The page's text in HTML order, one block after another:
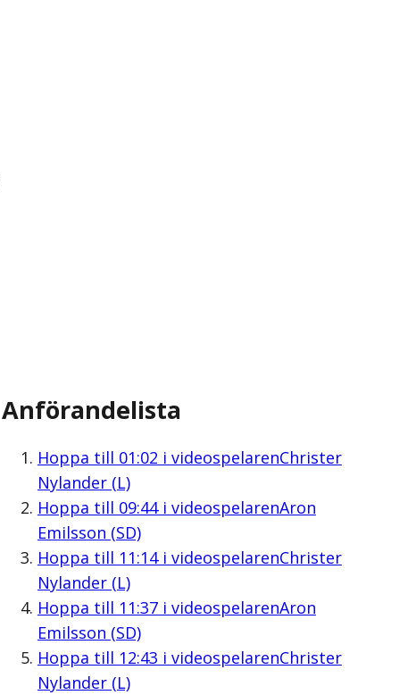
Anförandelista
Hoppa till 01:02 i videospelarenChrister
Nylander (L)
Hoppa till 09:44i videospelarenAron
Emilsson (SD)
Hoppa till 11:14i videospelarenChrister
Nylander (L)
Hoppa till 11:37i videospelarenAron
Emilsson (SD)
Hoppa till 12:43 i videospelarenChrister
Nylander (L)